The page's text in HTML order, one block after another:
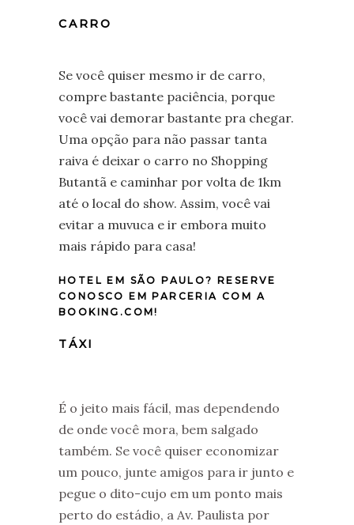
CARRO
Se você quiser mesmo ir de carro,
compre bastante paciência, porque
você vai demorar bastante pra chegar.
Uma opção para não passar tanta
raiva é deixar o carro no Shopping
Butantã e caminhar por volta de 1km
até o local do show. Assim, você vai
evitar a muvuca e ir embora muito
mais rápido para casa!
HOTEL EM SÃO PAULO? RESERVE
CONOSCO EM PARCERIA COM A
BOOKING.COM!
TÁXI
É o jeito mais fácil, mas dependendo
de onde você mora, bem salgado
também. Se você quiser economizar
um pouco, junte amigos para ir junto e
pegue o dito-cujo em um ponto mais
perto do estádio, a Av. Paulista por